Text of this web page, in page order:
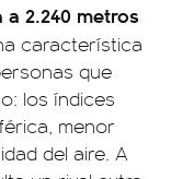
2.240 metros
característica
que
los índices
menor
del aire. A